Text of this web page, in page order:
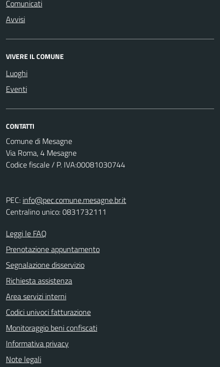
Comunicati
Avvisi
VIVERE IL COMUNE
Luoghi
Eventi
CONTATTI
Comune di Mesagne
Via Roma, 4 Mesagne
Codice fiscale / P. IVA:00081030744
PEC: info@pec.comune.mesagne.br.it
Centralino unico: 0831732111
Leggi le FAQ
Prenotazione appuntamento
Segnalazione disservizio
Richiesta assistenza
Area servizi interni
Codici univoci fatturazione
Monitoraggio beni confiscati
Informativa privacy
Note legali